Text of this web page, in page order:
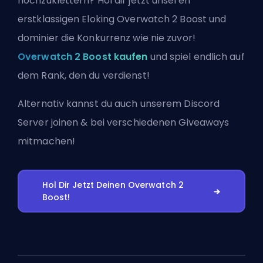
erstklassigen Eloking Overwatch 2 Boost und
dominier die Konkurrenz wie nie zuvor!
Overwatch 2 Boost kaufen und spiel endlich auf
dem Rank, den du verdienst!
Alternativ kannst du auch unserem Discord
Server joinen & bei verschiedenen Giveaways
mitmachen!
Hol Dir Jetzt Deinen Overwatch 2
Boost!